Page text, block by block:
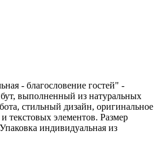
- благословение гостей" -
выполненный из натуральных
стильный дизайн, оригинальное
текстовых элементов. Размер
индивидуальная из